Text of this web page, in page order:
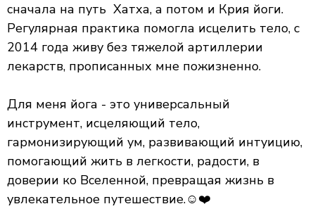
сначала на путь Хатха, а потом и Крия йоги.
Регулярная практика помогла исцелить тело, с
2014 года живу без тяжелой артиллерии
лекарств, прописанных мне пожизненно.
Для меня йога - это универсальный
инструмент, исцеляющий тело,
гармонизирующий ум, развивающий интуицию,
помогающий жить в легкости, радости, в
доверии ко Вселенной, превращая жизнь в
увлекательное путешествие.☺️❤️